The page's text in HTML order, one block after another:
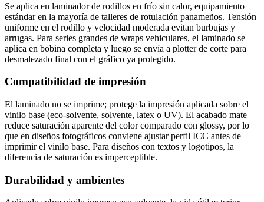
Se aplica en laminador de rodillos en frío sin calor, equipamiento
estándar en la mayoría de talleres de rotulación panameños. Tensión
uniforme en el rodillo y velocidad moderada evitan burbujas y
arrugas. Para series grandes de wraps vehiculares, el laminado se
aplica en bobina completa y luego se envía a plotter de corte para
desmalezado final con el gráfico ya protegido.
Compatibilidad de impresión
El laminado no se imprime; protege la impresión aplicada sobre el
vinilo base (eco-solvente, solvente, latex o UV). El acabado mate
reduce saturación aparente del color comparado con glossy, por lo
que en diseños fotográficos conviene ajustar perfil ICC antes de
imprimir el vinilo base. Para diseños con textos y logotipos, la
diferencia de saturación es imperceptible.
Durabilidad y ambientes